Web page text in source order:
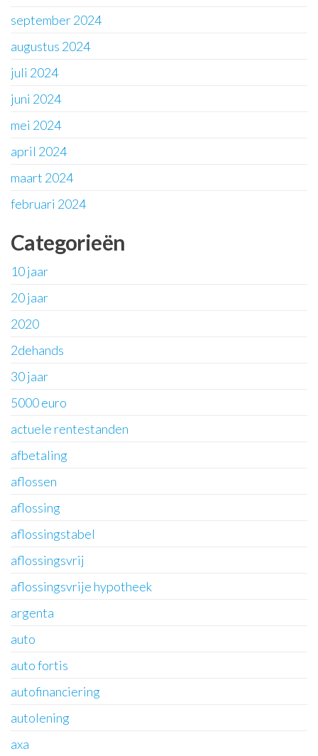
september 2024
augustus 2024
juli 2024
juni 2024
mei 2024
april 2024
maart 2024
februari 2024
Categorieën
10 jaar
20 jaar
2020
2dehands
30 jaar
5000 euro
actuele rentestanden
afbetaling
aflossen
aflossing
aflossingstabel
aflossingsvrij
aflossingsvrije hypotheek
argenta
auto
auto fortis
autofinanciering
autolening
axa